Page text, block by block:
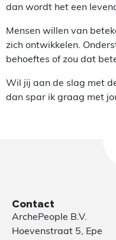
dan wordt het een
Mensen willen van
zich ontwikkelen.
behoeftes of zou dat
Wil jij aan de slag met
dan spar ik graag met
Contact
ArchePeople B.V.
Hoevenstraat 5, Epe